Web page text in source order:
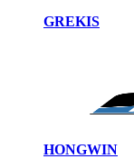
GREKIS
HONGWIN